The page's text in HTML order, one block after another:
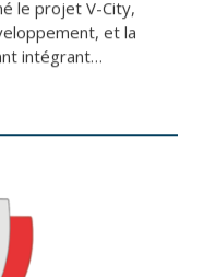
le projet V-City,
et la
intégrant…